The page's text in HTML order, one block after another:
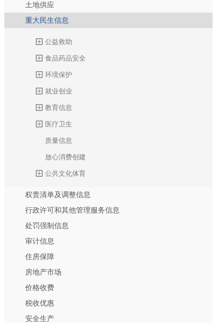
土地供应
重大民生信息
公益救助
食品药品安全
环境保护
就业创业
教育信息
医疗卫生
质量信息
放心消费创建
公共文化体育
权责清单及调整信息
行政许可和其他管理服务信息
处罚强制信息
审计信息
住房保障
房地产市场
价格收费
税收优惠
安全生产